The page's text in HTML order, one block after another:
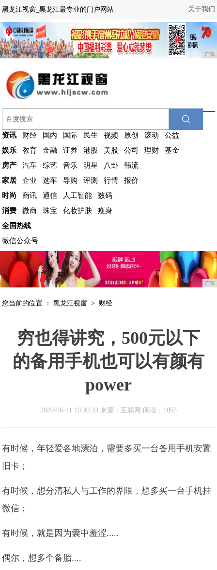
关于我们
黑龙江视窗_黑龙江最专业的门户网站
广告
资讯 财经 国内 国际 民生 视频 原创 滚动
公益
娱乐
教育 金融 证券 港股 美股 公司 理财
基金
房产
汽车 综艺 音乐 明星 八卦
韩流
家居
企业 选车 导购 评测 行情
报价
时尚
商讯 通信 人工智能
数码
消费
微商 珠宝 化妆护肤
瘦身
全国热线
微信公众号
广告
您当前的位置 ：黑龙江视窗 > 财经
穷也得讲究，500元以下
的备用手机也可以有颜有
power
2020-06-11 10:30:33 来源：互联网 阅读：1055
有时候，年轻爱各地漂泊，需要多买一台备用手机安置
旧卡；
有时候，想分清私人与工作的界限，想多买一台手机挂
微信；
有时候，就是因为囊中羞涩.....
偶尔，想多个备胎....